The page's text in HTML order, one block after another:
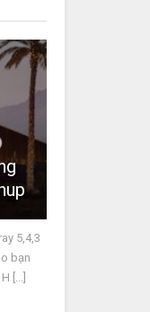
5,4,3
bạn
[...]